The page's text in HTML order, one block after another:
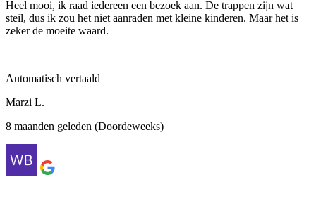
Heel mooi, ik raad iedereen een bezoek aan. De trappen zijn wat
steil, dus ik zou het niet aanraden met kleine kinderen. Maar het is
zeker de moeite waard.
Automatisch vertaald
Marzi L.
8 maanden geleden (Doordeweeks)